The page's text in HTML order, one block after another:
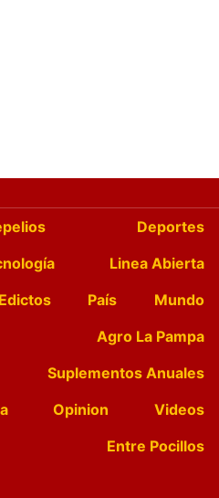
Deportes
Linea Abierta
Edictos País
Mundo
Agro La Pampa
Suplementos Anuales
Opinion
Videos
Entre Pocillos